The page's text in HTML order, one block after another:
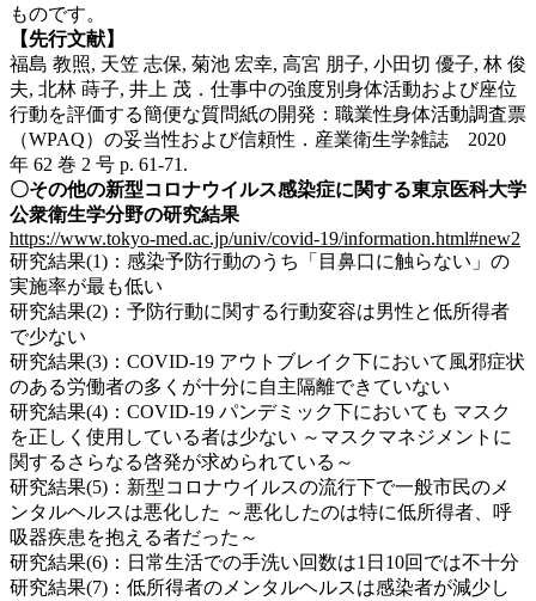
ものです。
【先行文献】
福島 教照, 天笠 志保, 菊池 宏幸, 高宮 朋子, 小田切 優子, 林 俊
夫, 北林 蒔子, 井上 茂．仕事中の強度別身体活動および座位
行動を評価する簡便な質問紙の開発：職業性身体活動調査票
（WPAQ）の妥当性および信頼性．産業衛生学雑誌 2020
年 62 巻 2 号 p. 61-71.
〇その他の新型コロナウイルス感染症に関する東京医科大学
公衆衛生学分野の研究結果
https://www.tokyo-med.ac.jp/univ/covid-19/information.html#new2
研究結果(1)：感染予防行動のうち「目鼻口に触らない」の
実施率が最も低い
研究結果(2)：予防行動に関する行動変容は男性と低所得者
で少ない
研究結果(3)：COVID-19 アウトブレイク下において風邪症状
のある労働者の多くが十分に自主隔離できていない
研究結果(4)：COVID-19 パンデミック下においても マスク
を正しく使用している者は少ない ～マスクマネジメントに
関するさらなる啓発が求められている～
研究結果(5)：新型コロナウイルスの流行下で一般市民のメ
ンタルヘルスは悪化した ～悪化したのは特に低所得者、呼
吸器疾患を抱える者だった～
研究結果(6)：日常生活での手洗い回数は1日10回では不十分
研究結果(7)：低所得者のメンタルヘルスは感染者が減少し